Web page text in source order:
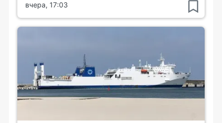
вчера, 17:03